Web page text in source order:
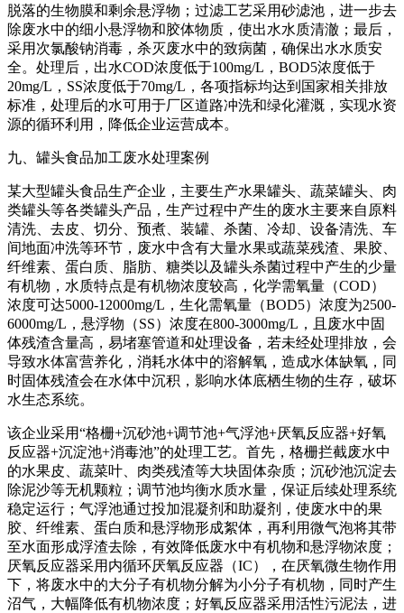
脱落的生物膜和剩余悬浮物；过滤工艺采用砂滤池，进一步去
除废水中的细小悬浮物和胶体物质，使出水水质清澈；最后，
采用次氯酸钠消毒，杀灭废水中的致病菌，确保出水水质安
全。处理后，出水COD浓度低于100mg/L，BOD5浓度低于
20mg/L，SS浓度低于70mg/L，各项指标均达到国家相关排放
标准，处理后的水可用于厂区道路冲洗和绿化灌溉，实现水资
源的循环利用，降低企业运营成本。
九、罐头食品加工废水处理案例
某大型罐头食品生产企业，主要生产水果罐头、蔬菜罐头、肉
类罐头等各类罐头产品，生产过程中产生的废水主要来自原料
清洗、去皮、切分、预煮、装罐、杀菌、冷却、设备清洗、车
间地面冲洗等环节，废水中含有大量水果或蔬菜残渣、果胶、
纤维素、蛋白质、脂肪、糖类以及罐头杀菌过程中产生的少量
有机物，水质特点是有机物浓度较高，化学需氧量（COD）
浓度可达5000-12000mg/L，生化需氧量（BOD5）浓度为2500-
6000mg/L，悬浮物（SS）浓度在800-3000mg/L，且废水中固
体残渣含量高，易堵塞管道和处理设备，若未经处理排放，会
导致水体富营养化，消耗水体中的溶解氧，造成水体缺氧，同
时固体残渣会在水体中沉积，影响水体底栖生物的生存，破坏
水生态系统。
该企业采用“格栅+沉砂池+调节池+气浮池+厌氧反应器+好氧
反应器+沉淀池+消毒池”的处理工艺。首先，格栅拦截废水中
的水果皮、蔬菜叶、肉类残渣等大块固体杂质；沉砂池沉淀去
除泥沙等无机颗粒；调节池均衡水质水量，保证后续处理系统
稳定运行；气浮池通过投加混凝剂和助凝剂，使废水中的果
胶、纤维素、蛋白质和悬浮物形成絮体，再利用微气泡将其带
至水面形成浮渣去除，有效降低废水中有机物和悬浮物浓度；
厌氧反应器采用内循环厌氧反应器（IC），在厌氧微生物作用
下，将废水中的大分子有机物分解为小分子有机物，同时产生
沼气，大幅降低有机物浓度；好氧反应器采用活性污泥法，进